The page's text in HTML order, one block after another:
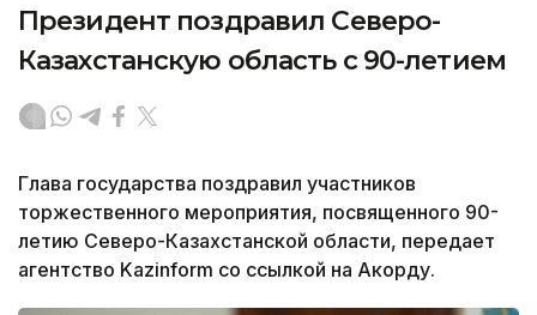
Президент поздравил Северо-
Казахстанскую область с 90-летием
Глава государства поздравил участников
торжественного мероприятия, посвященного 90-
летию Северо-Казахстанской области, передает
агентство Kazinform со ссылкой на Акорду.